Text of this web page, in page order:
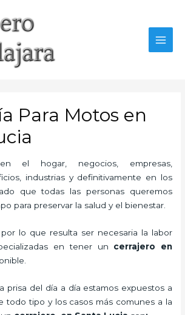
Para Motos en
el hogar, negocios, empresas,
industrias y definitivamente en los
que todas las personas queremos
para preservar la salud y el bienestar.
lo que resulta ser necesaria la labor
en tener un cerrajero en
prisa del día a día estamos expuestos a
todo tipo y los casos más comunes a la